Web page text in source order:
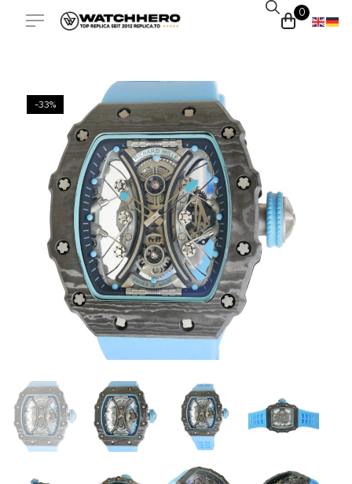
0
-33%